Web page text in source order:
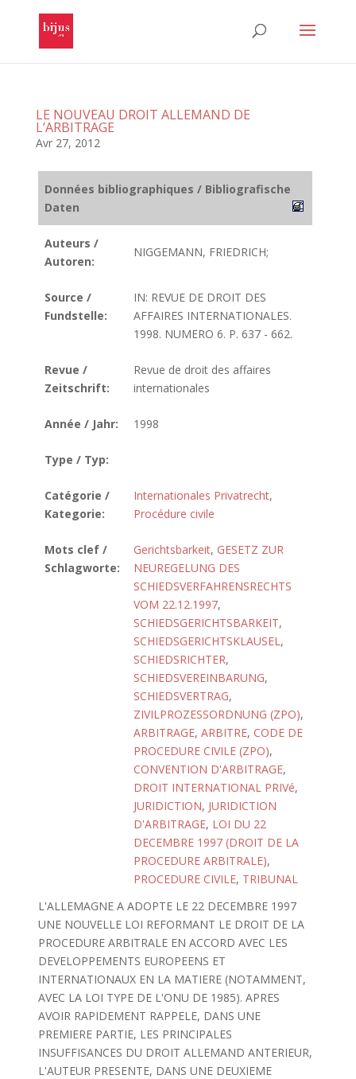
LE NOUVEAU DROIT ALLEMAND DE
L’ARBITRAGE
Avr 27, 2012
Données bibliographiques / Bibliografische
Daten
Auteurs /
Autoren:
NIGGEMANN, FRIEDRICH;
Source /
Fundstelle:
IN: REVUE DE DROIT DES
AFFAIRES INTERNATIONALES.
1998. NUMERO 6. P. 637 - 662.
Revue /
Zeitschrift:
Revue de droit des affaires
internationales
Année / Jahr: 1998
Type / Typ:
Catégorie /
Kategorie:
Internationales Privatrecht,
Procédure civile
Mots clef /
Schlagworte:
Gerichtsbarkeit, GESETZ ZUR
NEUREGELUNG DES
SCHIEDSVERFAHRENSRECHTS
VOM 22.12.1997,
SCHIEDSGERICHTSBARKEIT,
SCHIEDSGERICHTSKLAUSEL,
SCHIEDSRICHTER,
SCHIEDSVEREINBARUNG,
SCHIEDSVERTRAG,
ZIVILPROZESSORDNUNG (ZPO),
ARBITRAGE, ARBITRE, CODE DE
PROCEDURE CIVILE (ZPO),
CONVENTION D'ARBITRAGE,
DROIT INTERNATIONAL PRIVé,
JURIDICTION, JURIDICTION
D'ARBITRAGE, LOI DU 22
DECEMBRE 1997 (DROIT DE LA
PROCEDURE ARBITRALE),
PROCEDURE CIVILE, TRIBUNAL
L'ALLEMAGNE A ADOPTE LE 22 DECEMBRE 1997
UNE NOUVELLE LOI REFORMANT LE DROIT DE LA
PROCEDURE ARBITRALE EN ACCORD AVEC LES
DEVELOPPEMENTS EUROPEENS ET
INTERNATIONAUX EN LA MATIERE (NOTAMMENT,
AVEC LA LOI TYPE DE L'ONU DE 1985). APRES
AVOIR RAPIDEMENT RAPPELE, DANS UNE
PREMIERE PARTIE, LES PRINCIPALES
INSUFFISANCES DU DROIT ALLEMAND ANTERIEUR,
L'AUTEUR PRESENTE, DANS UNE DEUXIEME